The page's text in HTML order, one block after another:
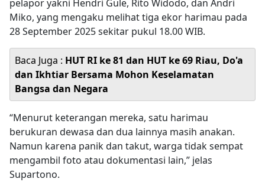
pelapor yakni Hendri Gule, Rito Widodo, dan Andri
Miko, yang mengaku melihat tiga ekor harimau pada
28 September 2025 sekitar pukul 18.00 WIB.
Baca Juga : HUT RI ke 81 dan HUT ke 69 Riau, Do'a
dan Ikhtiar Bersama Mohon Keselamatan
Bangsa dan Negara
“Menurut keterangan mereka, satu harimau
berukuran dewasa dan dua lainnya masih anakan.
Namun karena panik dan takut, warga tidak sempat
mengambil foto atau dokumentasi lain,” jelas
Supartono.